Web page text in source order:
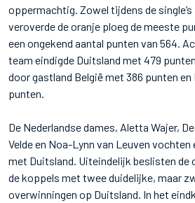
oppermachtig. Zowel tijdens de
veroverde de oranje ploeg de meeste
een ongekend aantal punten van 564.
team eindigde Duitsland met 479
door gastland België met 386 punten en
punten.
De Nederlandse dames, Aletta Wajer,
Velde en Noa-Lynn van Leuven
met Duitsland. Uiteindelijk beslisten de
de koppels met twee duidelijke, maar
overwinningen op Duitsland. In het